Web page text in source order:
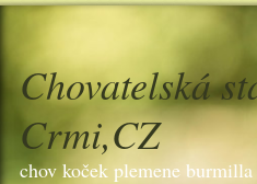
Chovatelská
Crmi,CZ
chov koček plemene burmilla